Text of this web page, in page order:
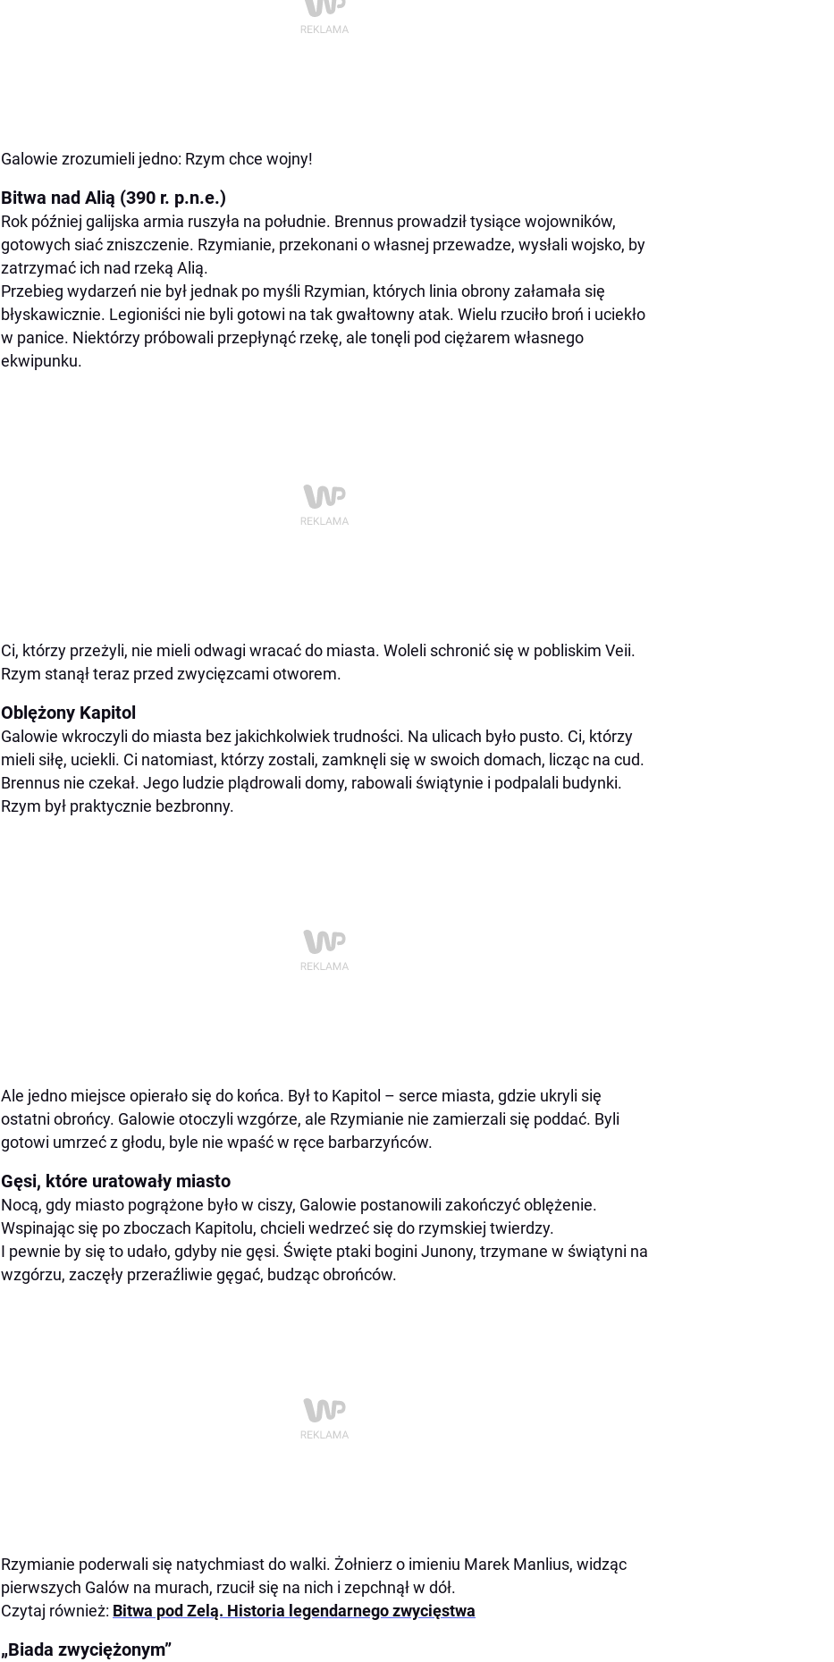
Galowie zrozumieli jedno: Rzym chce wojny!
Bitwa nad Alią (390 r. p.n.e.)
Rok później galijska armia ruszyła na południe. Brennus prowadził tysiące wojowników,
gotowych siać zniszczenie. Rzymianie, przekonani o własnej przewadze, wysłali wojsko, by
zatrzymać ich nad rzeką Alią.
Przebieg wydarzeń nie był jednak po myśli Rzymian, których linia obrony załamała się
błyskawicznie. Legioniści nie byli gotowi na tak gwałtowny atak. Wielu rzuciło broń i uciekło
w panice. Niektórzy próbowali przepłynąć rzekę, ale tonęli pod ciężarem własnego
ekwipunku.
Ci, którzy przeżyli, nie mieli odwagi wracać do miasta. Woleli schronić się w pobliskim Veii.
Rzym stanął teraz przed zwycięzcami otworem.
Oblężony Kapitol
Galowie wkroczyli do miasta bez jakichkolwiek trudności. Na ulicach było pusto. Ci, którzy
mieli siłę, uciekli. Ci natomiast, którzy zostali, zamknęli się w swoich domach, licząc na cud.
Brennus nie czekał. Jego ludzie plądrowali domy, rabowali świątynie i podpalali budynki.
Rzym był praktycznie bezbronny.
Ale jedno miejsce opierało się do końca. Był to Kapitol – serce miasta, gdzie ukryli się
ostatni obrońcy. Galowie otoczyli wzgórze, ale Rzymianie nie zamierzali się poddać. Byli
gotowi umrzeć z głodu, byle nie wpaść w ręce barbarzyńców.
Gęsi, które uratowały miasto
Nocą, gdy miasto pogrążone było w ciszy, Galowie postanowili zakończyć oblężenie.
Wspinając się po zboczach Kapitolu, chcieli wedrzeć się do rzymskiej twierdzy.
I pewnie by się to udało, gdyby nie gęsi. Święte ptaki bogini Junony, trzymane w świątyni na
wzgórzu, zaczęły przeraźliwie gęgać, budząc obrońców.
Rzymianie poderwali się natychmiast do walki. Żołnierz o imieniu Marek Manlius, widząc
pierwszych Galów na murach, rzucił się na nich i zepchnął w dół.
Czytaj również: Bitwa pod Zelą. Historia legendarnego zwycięstwa
„Biada zwyciężonym”